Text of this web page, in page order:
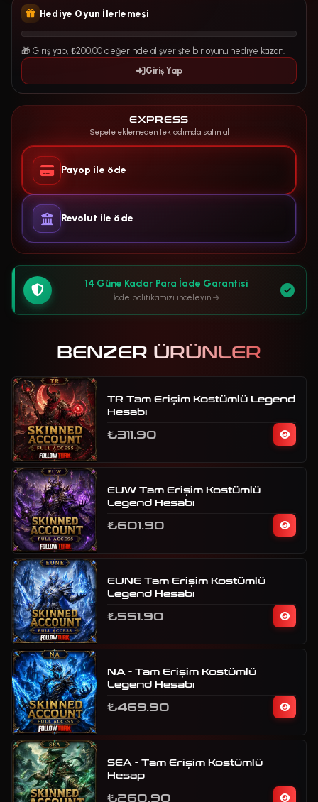
Hediye Oyun İlerlemesi
🎁 Giriş yap, ₺200.00 değerinde alışverişte bir oyunu hediye kazan.
Giriş Yap
EXPRESS
Sepete eklemeden tek adımda satın al
Payop ile öde
Revolut ile öde
14 Güne Kadar Para İade Garantisi
İade politikamızı inceleyin
BENZER ÜRÜNLER
TR Tam Erişim Kostümlü Legend
Hesabı
₺311.90
EUW Tam Erişim Kostümlü
Legend Hesabı
₺601.90
EUNE Tam Erişim Kostümlü
Legend Hesabı
₺551.90
NA - Tam Erişim Kostümlü
Legend Hesabı
₺469.90
SEA - Tam Erişim Kostümlü
Hesap
₺260.90